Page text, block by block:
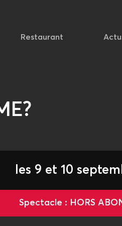
Restaurant
les 9 et 10
Spectacle : HORS